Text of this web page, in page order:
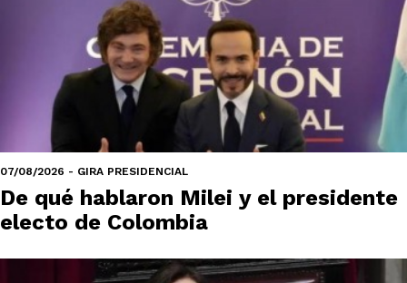
07/08/2026 - GIRA PRESIDENCIAL
De qué hablaron Milei y el presidente
electo de Colombia